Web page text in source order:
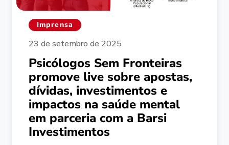
Imprensa
23 de setembro de 2025
Psicólogos Sem Fronteiras
promove live sobre apostas,
dívidas, investimentos e
impactos na saúde mental
em parceria com a Barsi
Investimentos